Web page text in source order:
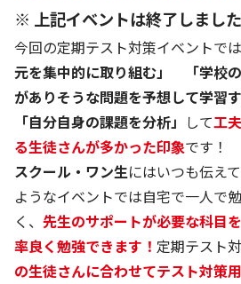
※ 上記イベントは終了しました
今回の定期テスト対策イベントでは
元を集中的に取り組む」
「学校
がありそうな問題を予想して学習す
「自分自身の課題を分析」 して工
る生徒さんが多かった印象です！
スクール・ワン生にはいつも伝え
ようなイベントでは自宅で一人で
く、 先生のサポートが必要な科目
率良く勉強できます！ 定期テスト
の生徒さんに合わせてテスト対策